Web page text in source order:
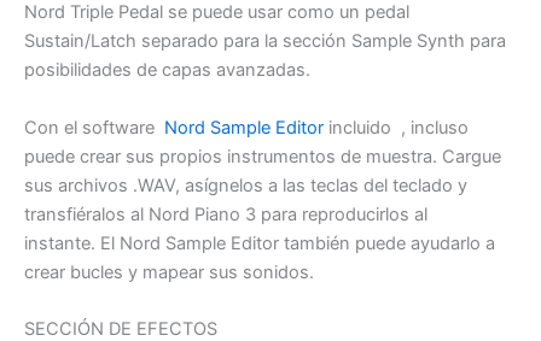
Nord Triple Pedal se puede usar como un pedal
Sustain/Latch separado para la sección Sample Synth para
posibilidades de capas avanzadas.
Con el software Nord Sample Editor incluido , incluso
puede crear sus propios instrumentos de muestra. Cargue
sus archivos .WAV, asígnelos a las teclas del teclado y
transfiéralos al Nord Piano 3 para reproducirlos al
instante. El Nord Sample Editor también puede ayudarlo a
crear bucles y mapear sus sonidos.
SECCIÓN DE EFECTOS